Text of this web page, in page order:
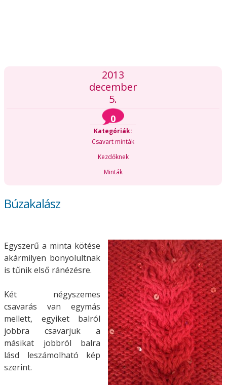
2013
december
5.
0
Kategóriák:
Csavart minták
Kezdőknek
Minták
Búzakalász
Egyszerű a minta kötése
akármilyen bonyolultnak
is tűnik első ránézésre.
Két négyszemes
csavarás van egymás
mellett, egyiket balról
jobbra csavarjuk a
másikat jobbról balra
lásd leszámolható kép
szerint.